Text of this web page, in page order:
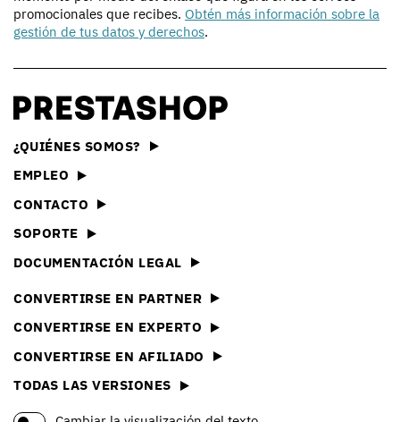
promocionales que recibes. Obtén más información sobre la
gestión de tus datos y derechos.
¿QUIÉNES SOMOS?
EMPLEO
CONTACTO
SOPORTE
DOCUMENTACIÓN LEGAL
CONVERTIRSE EN PARTNER
CONVERTIRSE EN EXPERTO
CONVERTIRSE EN AFILIADO
TODAS LAS VERSIONES